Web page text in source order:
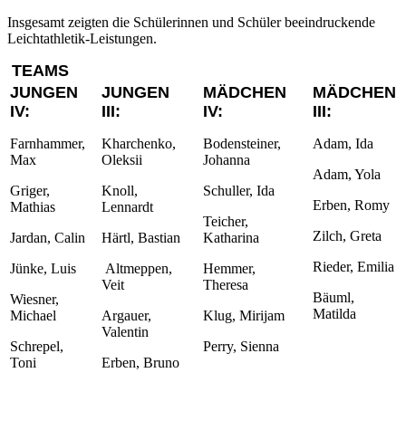
Insgesamt zeigten die Schülerinnen und Schüler beeindruckende
Leichtathletik-Leistungen.
TEAMS
JUNGEN
IV:
Farnhammer,
Max
Griger,
Mathias
Jardan, Calin
Jünke, Luis
Wiesner,
Michael
Schrepel,
Toni
JUNGEN
III:
Kharchenko,
Oleksii
Knoll,
Lennardt
Härtl, Bastian
Altmeppen,
Veit
Argauer,
Valentin
Erben, Bruno
MÄDCHEN
IV:
Bodensteiner,
Johanna
Schuller, Ida
Teicher,
Katharina
Hemmer,
Theresa
Klug, Mirijam
Perry, Sienna
MÄDCHEN
III:
Adam, Ida
Adam, Yola
Erben, Romy
Zilch, Greta
Rieder, Emilia
Bäuml,
Matilda